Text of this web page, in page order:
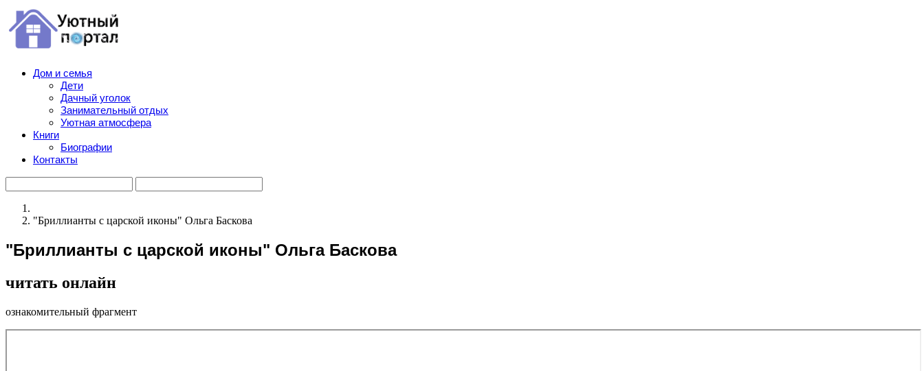
Дом и семья
Дети
Дачный уголок
Занимательный отдых
Уютная атмосфера
Книги
Биографии
Контакты
"Бриллианты с царской иконы" Ольга Баскова
"Бриллианты с царской иконы" Ольга Баскова
читать онлайн
ознакомительный фрагмент